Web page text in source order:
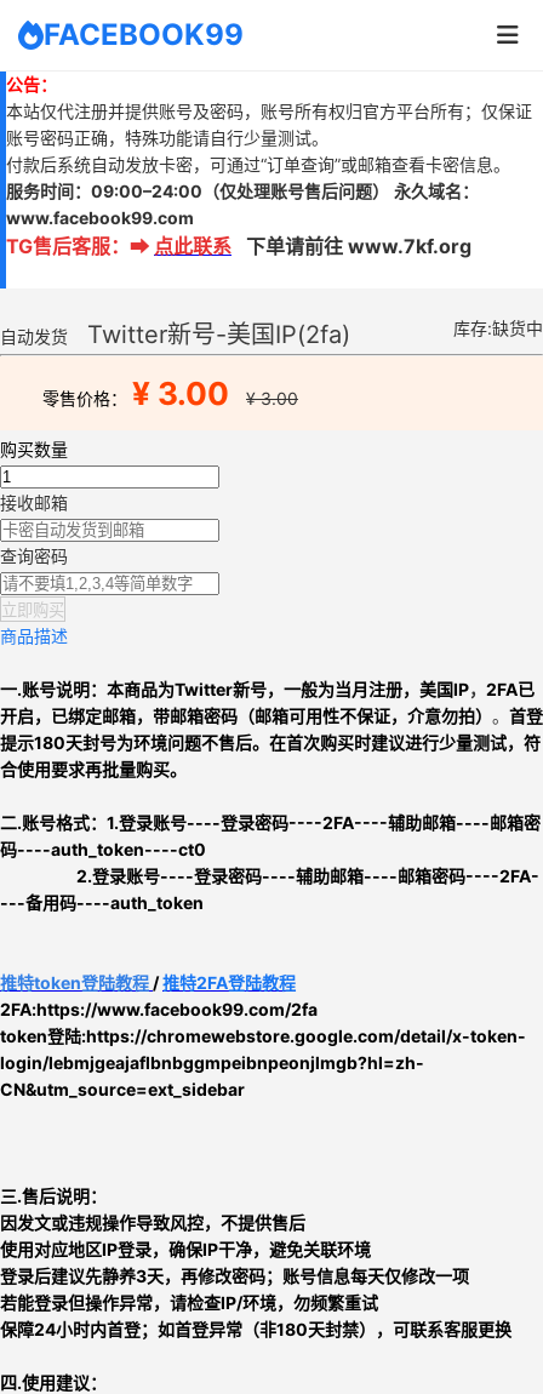
FACEBOOK99
公告：
本站仅代注册并提供账号及密码，账号所有权归官方平台所有；仅保证
账号密码正确，特殊功能请自行少量测试。
付款后系统自动发放卡密，可通过“订单查询”或邮箱查看卡密信息。
服务时间： 09:00–24:00 （仅处理账号售后问题）
永久域名：
www.facebook99.com
TG售后客服： ➡ 点此联系 下单请前往 www.7kf.org
自动发货 Twitter新号-美国IP(2fa) 库存:缺货中
零售价格： ¥ 3.00 ¥ 3.00
购买数量
接收邮箱
查询密码
立即购买
商品描述
一.账号说明： 本商品为Twitter新号， 一般为当月注册， 美国IP， 2FA已
开启， 已绑定邮箱，带邮箱密码（邮箱可用性不保证，介意勿拍） 。 首登
提示180天封号为环境问题不售后。 在首次购买时建议进行少量测试，符
合使用要求再批量购买。
二.账号格式： 1.登录账号----登录密码----2FA----辅助邮箱----邮箱密
码----auth_token----ct0
2.登录账号----登录密码----辅助邮箱----邮箱密码----2FA-
---备用码----auth_token
推特token登陆教程 /推特2FA登陆教程
2FA:https://www.facebook99.com/2fa
token登陆:https://chromewebstore.google.com/detail/x-token-
login/lebmjgeajaflbnbggmpeibnpeonjlmgb?hl=zh-
CN&utm_source=ext_sidebar
三.售后说明：
因发文或违规操作导致风控，不提供售后
使用对应地区IP登录，确保IP干净，避免关联环境
登录后建议先静养3天，再修改密码；账号信息每天仅修改一项
若能登录但操作异常，请检查IP/环境，勿频繁重试
保障24小时内首登；如首登异常（非180天封禁），可联系客服更换
四.使用建议：